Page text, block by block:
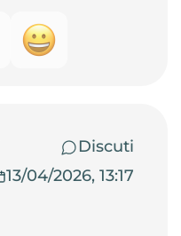
Discuti
13/04/2026, 13:17